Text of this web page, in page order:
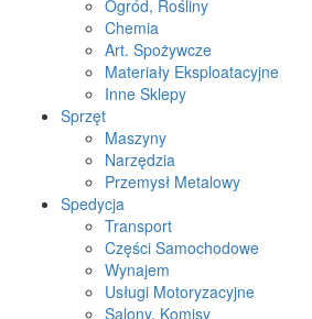
Ogród, Rośliny
Chemia
Art. Spożywcze
Materiały Eksploatacyjne
Inne Sklepy
Sprzęt
Maszyny
Narzędzia
Przemysł Metalowy
Spedycja
Transport
Części Samochodowe
Wynajem
Usługi Motoryzacyjne
Salony, Komisy